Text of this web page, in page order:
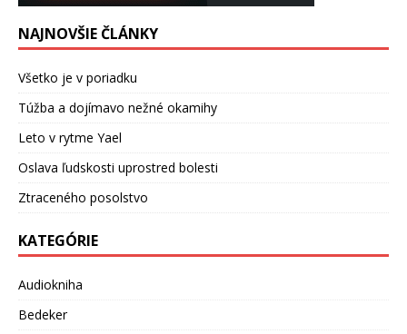
NAJNOVŠIE ČLÁNKY
Všetko je v poriadku
Túžba a dojímavo nežné okamihy
Leto v rytme Yael
Oslava ľudskosti uprostred bolesti
Ztraceného posolstvo
KATEGÓRIE
Audiokniha
Bedeker